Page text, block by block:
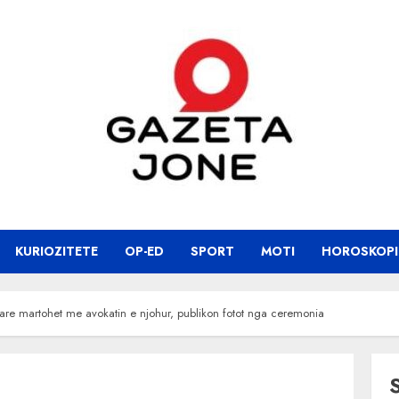
KURIOZITETE OP-ED SPORT MOTI HOROSKOPI
martohet me avokatin e njohur, publikon fotot nga ceremonia